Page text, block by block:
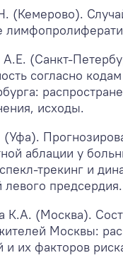
(Кемерово).
А.Е. (Санкт-
согласно
исходы.
аблации у
трекинг и
левого предсердия.
К.А. (Москва).
Москвы:
и их факторов